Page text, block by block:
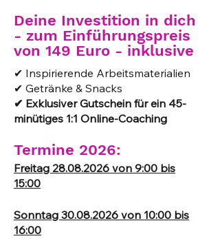
Deine Investition in dich
- zum Einführungspreis
von 149 Euro - inklusive
✔ Inspirierende Arbeitsmaterialien
✔ Getränke & Snacks
✔ Exklusiver Gutschein für ein 45-
minütiges 1:1 Online-Coaching
Termine 2026:
Freitag 28.08.2026 von 9:00 bis
15:00
Sonntag 30.08.2026 von 10:00 bis
16:00